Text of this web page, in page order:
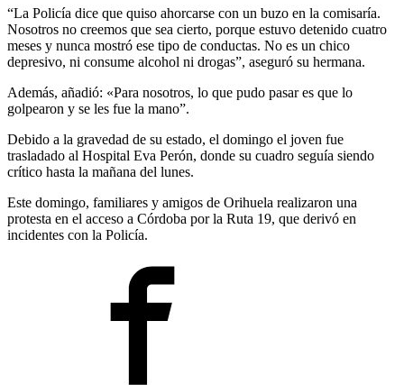
“La Policía dice que quiso ahorcarse con un buzo en la comisaría.
Nosotros no creemos que sea cierto, porque estuvo detenido cuatro
meses y nunca mostró ese tipo de conductas. No es un chico
depresivo, ni consume alcohol ni drogas”, aseguró su hermana.
Además, añadió: «Para nosotros, lo que pudo pasar es que lo
golpearon y se les fue la mano”.
Debido a la gravedad de su estado, el domingo el joven fue
trasladado al Hospital Eva Perón, donde su cuadro seguía siendo
crítico hasta la mañana del lunes.
Este domingo, familiares y amigos de Orihuela realizaron una
protesta en el acceso a Córdoba por la Ruta 19, que derivó en
incidentes con la Policía.